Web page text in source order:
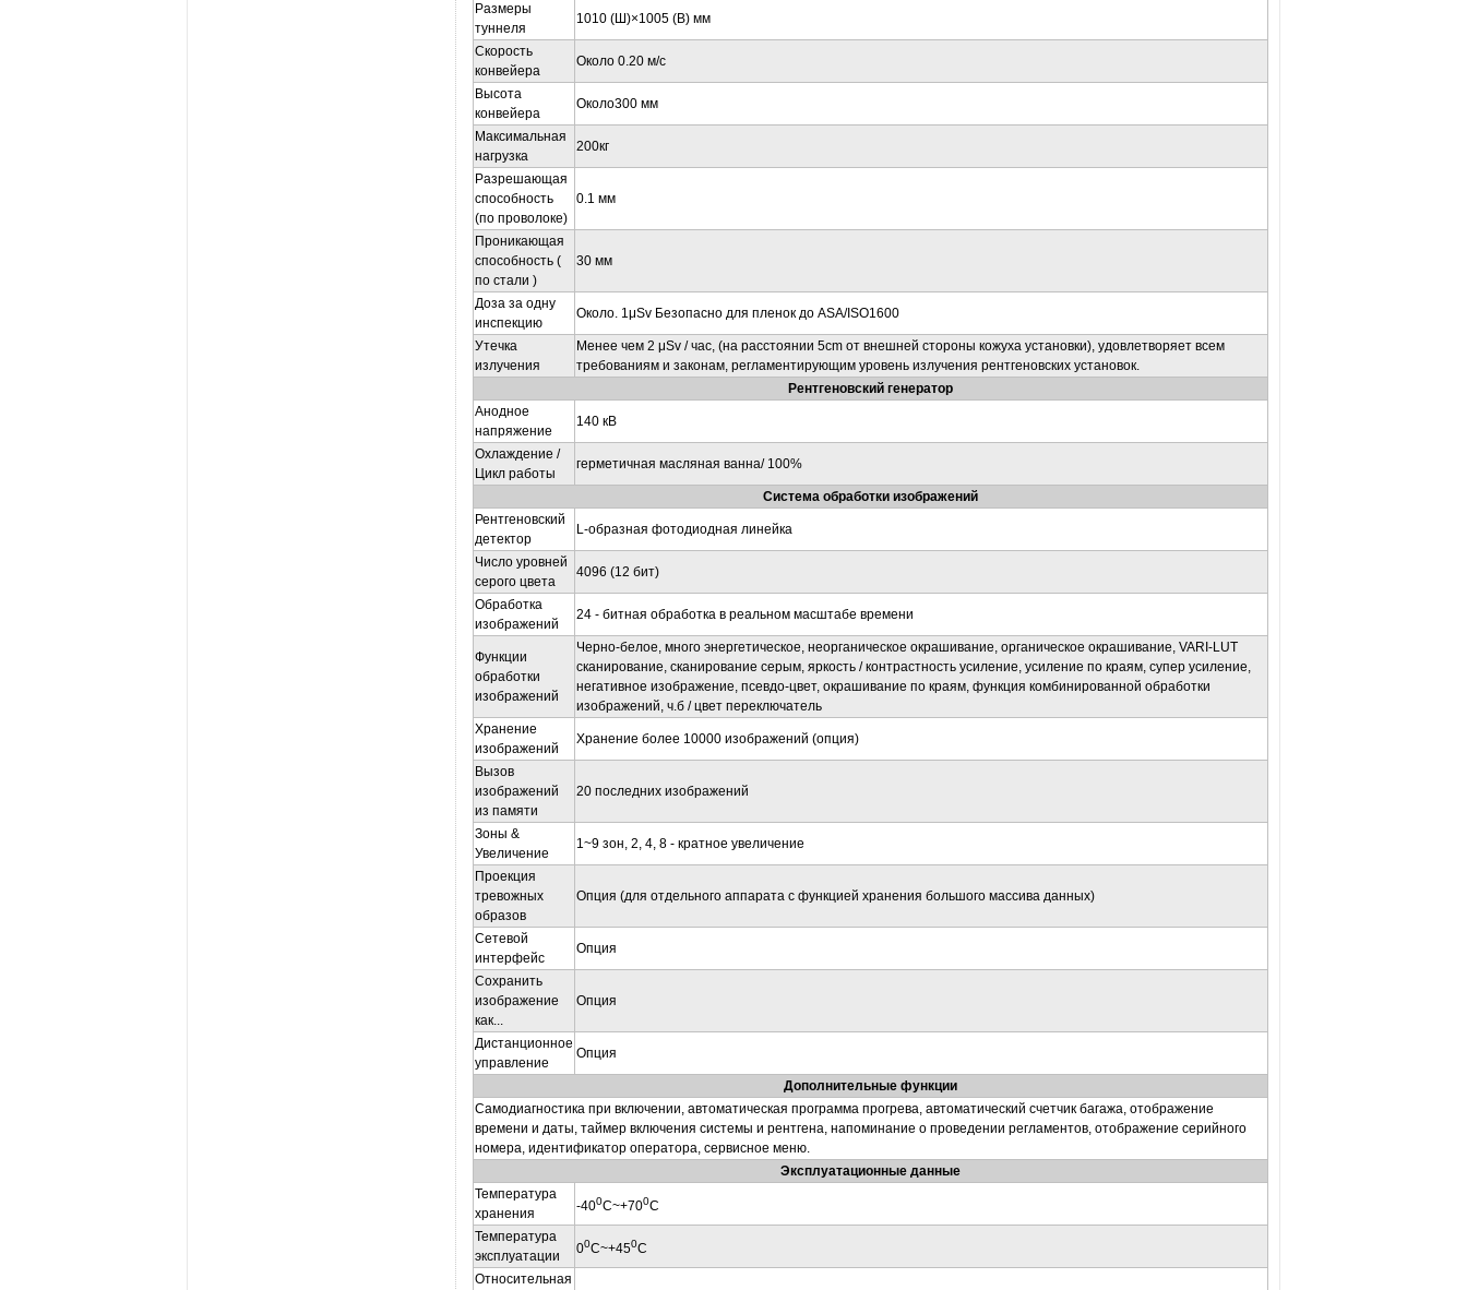
Размеры
туннеля
1010 (Ш)×1005 (В) мм
Скорость
конвейера
Около 0.20 м/с
Высота
конвейера
Около300 мм
Максимальная
нагрузка
200кг
Разрешающая
способность
(по проволоке)
0.1 мм
Проникающая
способность (
по стали )
30 мм
Доза за одну
инспекцию
Около. 1μSv Безопасно для пленок до ASA/ISO1600
Утечка
излучения
Менее чем 2 μSv / час, (на расстоянии 5cm от внешней стороны кожуха установки), удовлетворяет всем
требованиям и законам, регламентирующим уровень излучения рентгеновских установок.
Рентгеновский генератор
Анодное
напряжение
140 кВ
Охлаждение /
Цикл работы
герметичная масляная ванна/ 100%
Система обработки изображений
Рентгеновский
детектор
L-образная фотодиодная линейка
Число уровней
серого цвета
4096 (12 бит)
Обработка
изображений
24 - битная обработка в реальном масштабе времени
Функции
обработки
изображений
Черно-белое, много энергетическое, неорганическое окрашивание, органическое окрашивание, VARI-LUT
сканирование, сканирование серым, яркость / контрастность усиление, усиление по краям, супер усиление,
негативное изображение, псевдо-цвет, окрашивание по краям, функция комбинированной обработки
изображений, ч.б / цвет переключатель
Хранение
изображений
Хранение более 10000 изображений (опция)
Вызов
изображений
из памяти
20 последних изображений
Зоны &
Увеличение
1~9 зон, 2, 4, 8 - кратное увеличение
Проекция
тревожных
образов
Опция (для отдельного аппарата с функцией хранения большого массива данных)
Сетевой
интерфейс
Опция
Сохранить
изображение
как...
Опция
Дистанционное
управление
Опция
Дополнительные функции
Самодиагностика при включении, автоматическая программа прогрева, автоматический счетчик багажа, отображение
времени и даты, таймер включения системы и рентгена, напоминание о проведении регламентов, отображение серийного
номера, идентификатор оператора, сервисное меню.
Эксплуатационные данные
Температура
хранения
-400С~+700С
Температура
эксплуатации
00С~+450С
Относительная